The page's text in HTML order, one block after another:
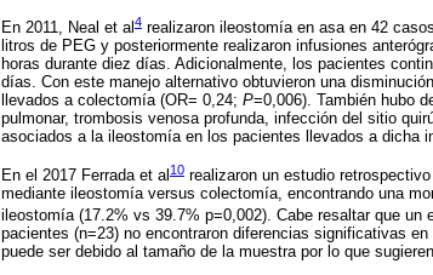
En 2011, Neal et al4 realizaron ileostomía en asa en 42
litros de PEG y posteriormente realizaron infusiones
horas durante diez días. Adicionalmente, los pacientes
días. Con este manejo alternativo obtuvieron una
llevados a colectomía (OR= 0,24; P=0,006). También hubo
pulmonar, trombosis venosa profunda, infección del sitio
asociados a la ileostomía en los pacientes llevados a dicha
En el 2017 Ferrada et al 10 realizaron un estudio
mediante ileostomía versus colectomía, encontrando una
ileostomía (17.2% vs 39.7% p=0,002). Cabe resaltar que un
pacientes (n=23) no encontraron diferencias significativas
puede ser debido al tamaño de la muestra por lo que